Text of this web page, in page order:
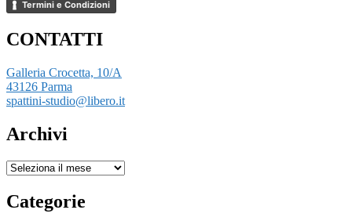
Termini e Condizioni
CONTATTI
Galleria Crocetta, 10/A
43126 Parma
spattini-studio@libero.it
Archivi
Archivi
Categorie